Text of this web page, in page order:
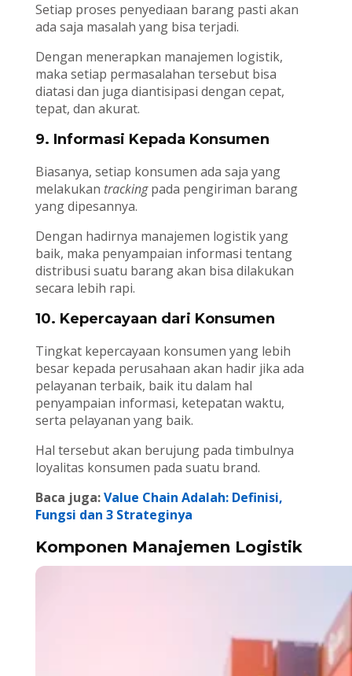
Setiap proses penyediaan barang pasti akan
ada saja masalah yang bisa terjadi.
Dengan menerapkan manajemen logistik,
maka setiap permasalahan tersebut bisa
diatasi dan juga diantisipasi dengan cepat,
tepat, dan akurat.
9. Informasi Kepada Konsumen
Biasanya, setiap konsumen ada saja yang
melakukan trackingpada pengiriman barang
yang dipesannya.
Dengan hadirnya manajemen logistik yang
baik, maka penyampaian informasi tentang
distribusi suatu barang akan bisa dilakukan
secara lebih rapi.
10. Kepercayaan dari Konsumen
Tingkat kepercayaan konsumen yang lebih
besar kepada perusahaan akan hadir jika ada
pelayanan terbaik, baik itu dalam hal
penyampaian informasi, ketepatan waktu,
serta pelayanan yang baik.
Hal tersebut akan berujung pada timbulnya
loyalitas konsumen pada suatu brand.
Baca juga:Value Chain Adalah: Definisi,
Fungsi dan 3 Strateginya
Komponen Manajemen Logistik